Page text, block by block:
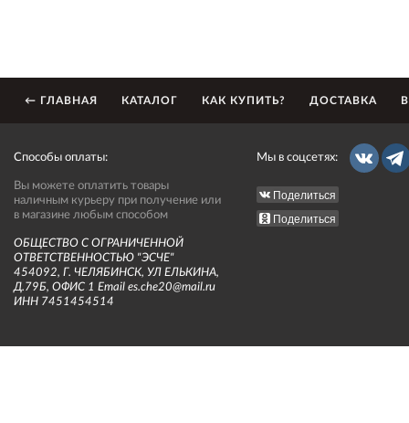
← ГЛАВНАЯ КАТАЛОГ КАК КУПИТЬ? ДОСТАВКА
Способы оплаты:
Вы можете оплатить товары
наличным курьеру при получение или
в магазине любым способом
ОБЩЕСТВО С ОГРАНИЧЕННОЙ
ОТВЕТСТВЕННОСТЬЮ "ЭСЧЕ"
454092, Г. ЧЕЛЯБИНСК, УЛ ЕЛЬКИНА,
Д.79Б, ОФИС 1 Email es.che20@mail.ru
ИНН 7451454514
Мы в соцсетях:
Поделиться
Поделиться